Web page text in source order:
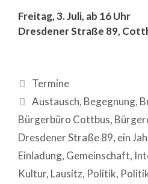
Freitag, 3. Juli, ab 16 Uhr
Dresdener Straße 89,
Termine
Austausch, Begegnung,
Bürgerbüro Cottbus,
Dresdener Straße 89, ein
Einladung, Gemeinschaft,
Kultur, Lausitz, Politik,